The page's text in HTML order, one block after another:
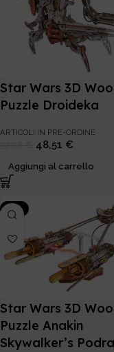
Star Wars 3D
Puzzle Droideka
ARTICOLI IN PRE-ORDINE
48,51 €
Aggiungi al carrello
-15%
Star Wars 3D
Puzzle Anakin
Skywalker’s